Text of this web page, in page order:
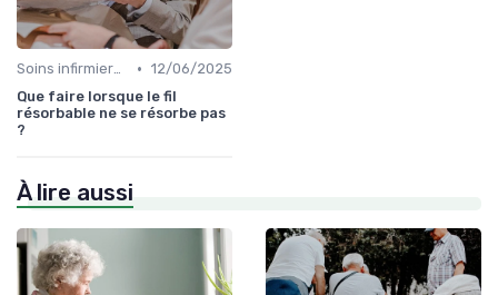
Soins infirmiers à domicile • 12/06/2025
Que faire lorsque le fil
résorbable ne se résorbe pas
?
À lire aussi